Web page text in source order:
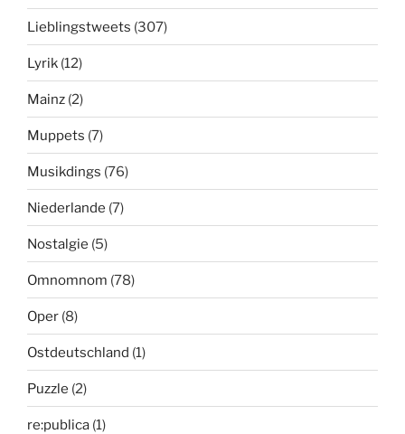
Lieblingstweets (307)
Lyrik (12)
Mainz (2)
Muppets (7)
Musikdings (76)
Niederlande (7)
Nostalgie (5)
Omnomnom (78)
Oper (8)
Ostdeutschland (1)
Puzzle (2)
re:publica (1)